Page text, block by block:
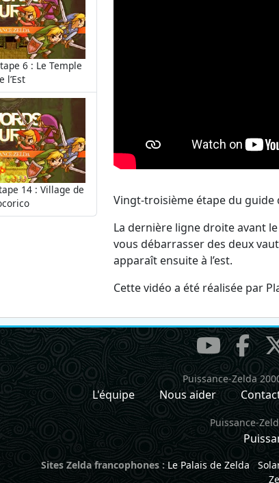
6 : Le Temple
l’Est
14 : Village de
Vingt-troisième étape du guide
La dernière ligne droite avant
vous débarrasser des deux
apparaît ensuite à l’est.
Cette vidéo a été réalisée par
Puissance-Zelda
L'équipe Nous aider
Puissance-
Sites Zelda francophones : Le Palais de Zelda